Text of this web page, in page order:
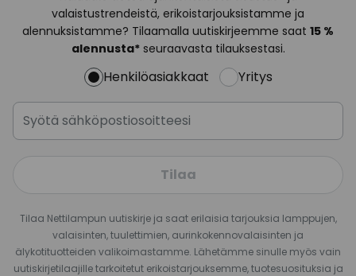
valaistustrendeistä, erikoistarjouksistamme ja
alennuksistamme? Tilaamalla uutiskirjeemme saat 15 %
alennusta*seuraavasta tilauksestasi.
Henkilöasiakkaat Yritys
Tilaa
Tilaa Nettilampun uutiskirje ja saat erilaisia tarjouksia lamppujen,
valaisinten, tuulettimien, aurinkokennovalaisinten ja
älykotituotteiden valikoimastamme. Lähetämme sinulle myös vain
uutiskirjetilaajille tarkoitetut erikoistarjouksemme, tuotesuosituksia ja